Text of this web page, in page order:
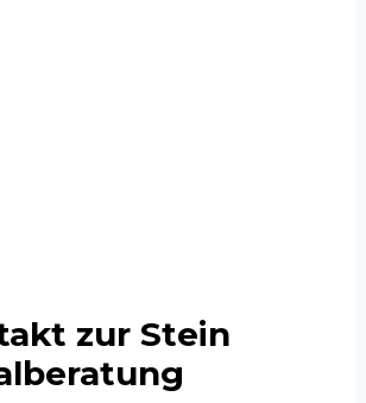
Guten
zur Stein